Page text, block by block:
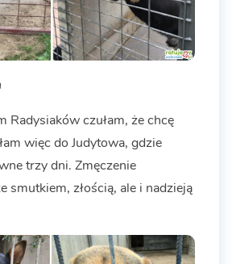
Radysiaków czułam, że chcę
więc do Judytowa, gdzie
trzy dni. Zmęczenie
smutkiem, złością, ale i nadzieją